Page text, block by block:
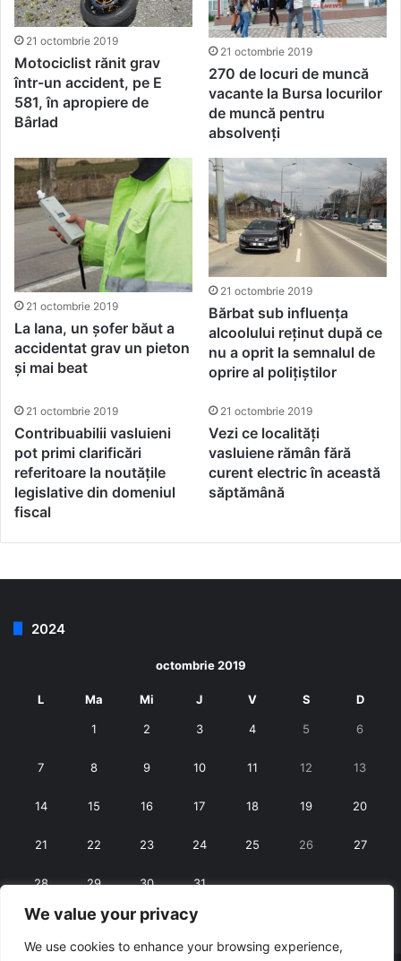
We value your privacy
We use cookies to enhance your browsing experience,
21 octombrie 2019
Motociclist rănit grav
într-un accident, pe E
581, în apropiere de
Bârlad
21 octombrie 2019
270 de locuri de muncă
vacante la Bursa locurilor
de muncă pentru
absolvenți
21 octombrie 2019
La Iana, un șofer băut a
accidentat grav un pieton
și mai beat
21 octombrie 2019
Bărbat sub influența
alcoolului reținut după ce
nu a oprit la semnalul de
oprire al polițiștilor
21 octombrie 2019
Contribuabilii vasluieni
pot primi clarificări
referitoare la noutățile
legislative din domeniul
fiscal
21 octombrie 2019
Vezi ce localități
vasluiene rămân fără
curent electric în această
săptămână
2024
octombrie 2019
L Ma Mi J V S D
1 2 3 4 5 6
7 8 9 10 11 12 13
14 15 16 17 18 19 20
21 22 23 24 25 26 27
28 29 30 31
« sept. nov. »